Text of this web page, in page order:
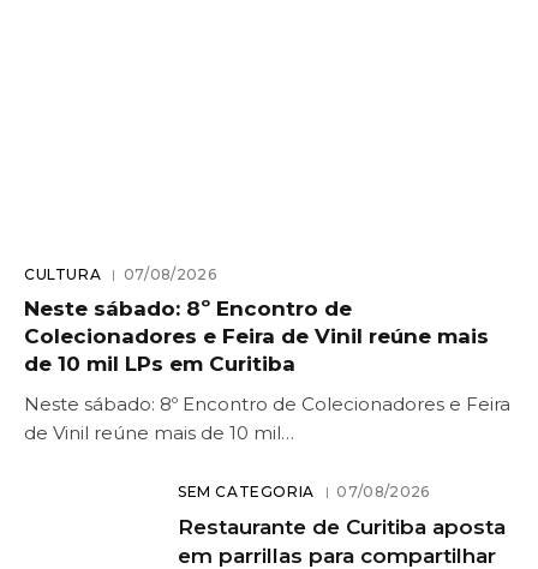
CULTURA 07/08/2026
Neste sábado: 8º Encontro de
Colecionadores e Feira de Vinil reúne mais
de 10 mil LPs em Curitiba
Neste sábado: 8º Encontro de Colecionadores e Feira
de Vinil reúne mais de 10 mil…
SEM CATEGORIA 07/08/2026
Restaurante de Curitiba aposta
em parrillas para compartilhar